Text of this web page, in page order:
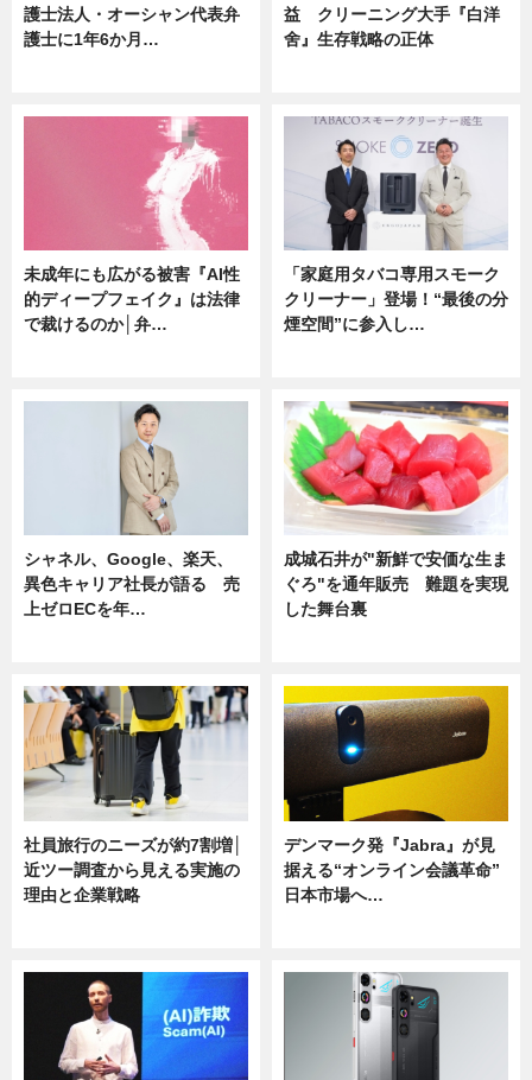
護士法人・オーシャン代表弁
護士に1年6か月…
益 クリーニング大手『白洋
舍』生存戦略の正体
未成年にも広がる被害『AI性
的ディープフェイク』は法律
で裁けるのか│弁…
「家庭用タバコ専用スモーク
クリーナー」登場！“最後の分
煙空間”に参入し…
シャネル、Google、楽天、
異色キャリア社長が語る 売
上ゼロECを年…
成城石井が"新鮮で安価な生ま
ぐろ"を通年販売 難題を実現
した舞台裏
社員旅行のニーズが約7割増│
近ツー調査から見える実施の
理由と企業戦略
デンマーク発『Jabra』が見
据える“オンライン会議革命”
日本市場へ…